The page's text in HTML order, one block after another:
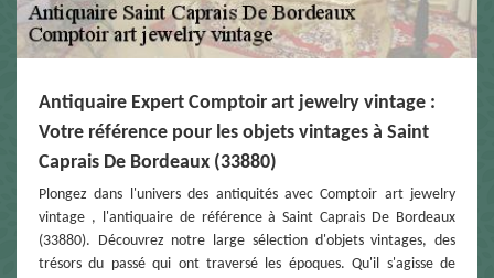
Antiquaire Expert Comptoir art jewelry vintage :
Votre référence pour les objets vintages à Saint
Caprais De Bordeaux (33880)
Plongez dans l'univers des antiquités avec Comptoir art jewelry
vintage , l'antiquaire de référence à Saint Caprais De Bordeaux
(33880). Découvrez notre large sélection d'objets vintages, des
trésors du passé qui ont traversé les époques. Qu'il s'agisse de